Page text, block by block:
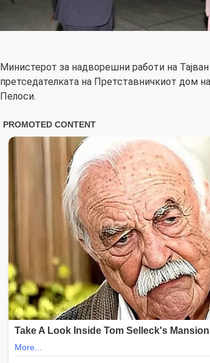
Министерот за надворешни работи на Тајван
претседателката на Претставничкиот дом
Пелоси.